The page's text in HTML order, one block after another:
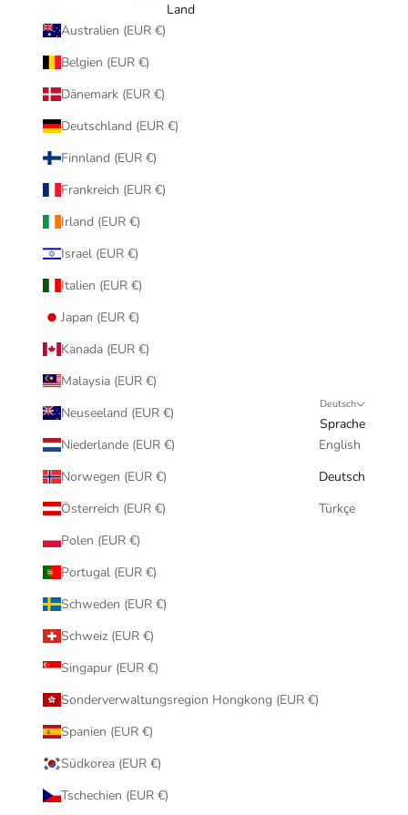
Land
Australien (EUR €)
Belgien (EUR €)
Dänemark (EUR €)
Deutschland (EUR €)
Finnland (EUR €)
Frankreich (EUR €)
Irland (EUR €)
Israel (EUR €)
Italien (EUR €)
Japan (EUR €)
Kanada (EUR €)
Malaysia (EUR €)
Neuseeland (EUR €)
Niederlande (EUR €)
Norwegen (EUR €)
Österreich (EUR €)
Polen (EUR €)
Portugal (EUR €)
Schweden (EUR €)
Schweiz (EUR €)
Singapur (EUR €)
Sonderverwaltungsregion Hongkong (EUR €)
Spanien (EUR €)
Südkorea (EUR €)
Tschechien (EUR €)
Deutsch
Sprache
English
Deutsch
Türkçe